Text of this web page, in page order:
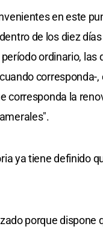
en este
de los diez
ordinario, las
corresponda-
corresponda la
ya tiene definido
porque dispone